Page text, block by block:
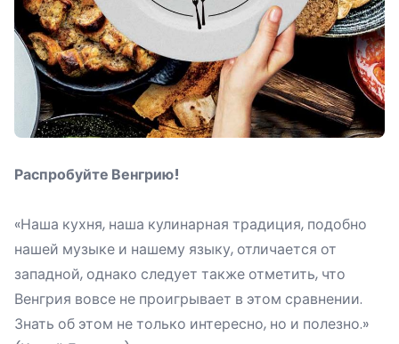
Распробуйте Венгрию!
«Наша кухня, наша кулинарная традиция, подобно
нашей музыке и нашему языку, отличается от
западной, однако следует также отметить, что
Венгрия вовсе не проигрывает в этом сравнении.
Знать об этом не только интересно, но и полезно.»